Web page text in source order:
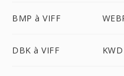
BMP à VIFF
DBK à VIFF